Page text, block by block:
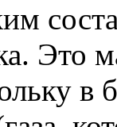
Это
в